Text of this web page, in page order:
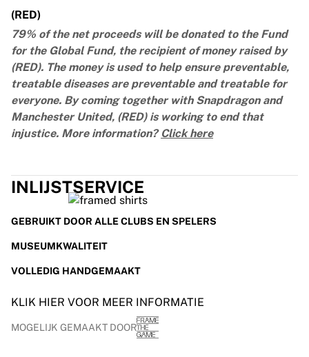
(RED)
79% of the net proceeds will be donated to the Fund
for the Global Fund, the recipient of money raised by
(RED). The money is used to help ensure preventable,
treatable diseases are preventable and treatable for
everyone. By coming together with Snapdragon and
Manchester United, (RED) is working to end that
injustice. More information? Click here
INLIJSTSERVICE
GEBRUIKT DOOR ALLE CLUBS EN SPELERS
MUSEUMKWALITEIT
VOLLEDIG HANDGEMAAKT
KLIK HIER VOOR MEER INFORMATIE
MOGELIJK GEMAAKT DOOR